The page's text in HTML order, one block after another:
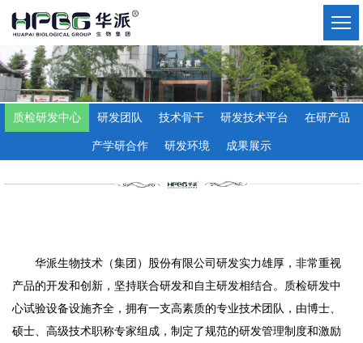
质检研发中心 研发团队 技术骨干 研发技术平台 在研产品
产学研合作 研发环境 成果展示
华派生物技术（集团）股份有限公司研发实力雄厚，非常重视
产品的开发和创新，坚持联合研发和自主研发相结合。质检研发中
心试验设备设施齐全，拥有一支高素质的专业技术团队，由博士、
硕士、高级技术职称专家组成，制定了规范的研发管理制度和激励